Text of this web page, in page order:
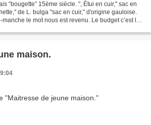
“bougette” 15ème siècle. ", Étui en cuir," sac en
de L. bulga "sac en cuir," d'origine gauloise.
le mot nous est revenu. Le budget c’est la
maison.